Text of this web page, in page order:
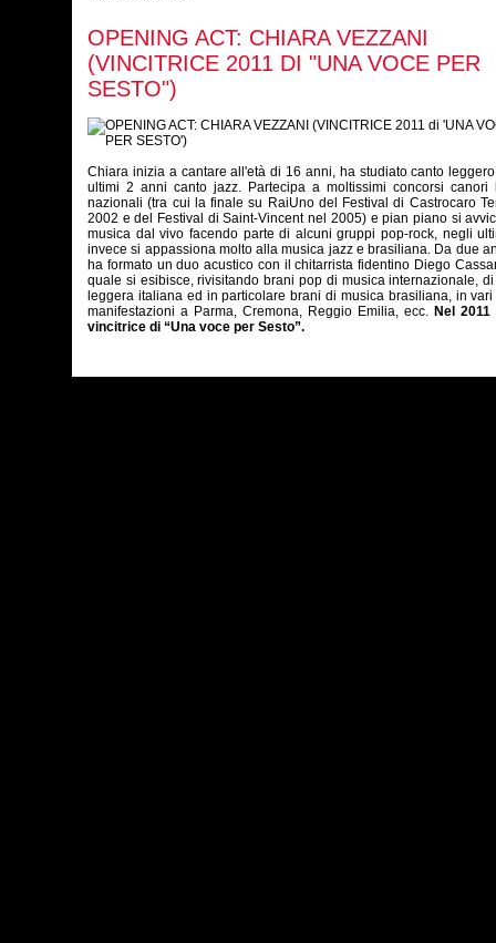
OPENING ACT: CHIARA VEZZANI
(VINCITRICE 2011 DI "UNA VOCE PER
SESTO")
Chiara inizia a cantare all'età di 16 anni, ha studiato canto
ultimi 2 anni canto jazz. Partecipa a moltissimi concorsi canori
nazionali (tra cui la finale su RaiUno del Festival di Castrocaro
2002 e del Festival di Saint-Vincent nel 2005) e pian piano si
musica dal vivo facendo parte di alcuni gruppi pop-rock, negli
invece si appassiona molto alla musica jazz e brasiliana. Da due
ha formato un duo acustico con il chitarrista fidentino Diego
quale si esibisce, rivisitando brani pop di musica internazionale,
leggera italiana ed in particolare brani di musica brasiliana, in
manifestazioni a Parma, Cremona, Reggio Emilia, ecc. Nel
vincitrice di “Una voce per Sesto”.